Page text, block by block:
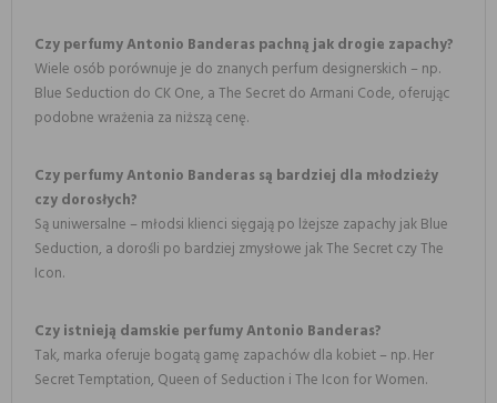
Czy perfumy Antonio Banderas pachną jak drogie zapachy?
Wiele osób porównuje je do znanych perfum designerskich – np.
Blue Seduction do CK One, a The Secret do Armani Code, oferując
podobne wrażenia za niższą cenę.
Czy perfumy Antonio Banderas są bardziej dla młodzieży
czy dorosłych?
Są uniwersalne – młodsi klienci sięgają po lżejsze zapachy jak Blue
Seduction, a dorośli po bardziej zmysłowe jak The Secret czy The
Icon.
Czy istnieją damskie perfumy Antonio Banderas?
Tak, marka oferuje bogatą gamę zapachów dla kobiet – np. Her
Secret Temptation, Queen of Seduction i The Icon for Women.